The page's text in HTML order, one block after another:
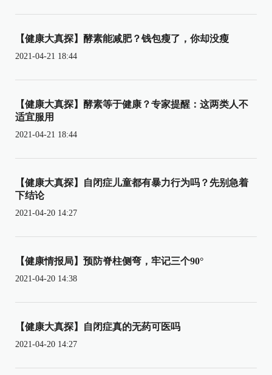
【健康大真探】酵素能减肥？钱包瘦了，你却没瘦
2021-04-21 18:44
【健康大真探】酵素等于健康？专家提醒：这两类人不
适宜服用
2021-04-21 18:44
【健康大真探】自闭症儿童都有暴力行为吗？先别急着
下结论
2021-04-20 14:27
【健康情报局】预防脊柱侧弯，牢记三个90°
2021-04-20 14:38
【健康大真探】自闭症真的无药可医吗
2021-04-20 14:27